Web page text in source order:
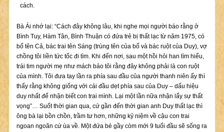
cách.
Bà Ái nhớ lại: “Cách đây không lâu, khi nghe mọi người báo rằng ở
Bình Tuy, Hàm Tân, Bình Thuận có đứa trẻ bị thất lạc từ năm 1975, có
bố tên Cả, bác trai tên Sáng (trùng tên của bố và bác ruột của Duy), vợ
chồng tôi liền tức tốc đi tìm. Khi đến nơi, sau một hồi hỏi han tìm hiểu,
trái tim người mẹ như mách bảo tôi rằng đây không phải là con ruột
của mình. Tôi đưa tay lần ra phía sau đầu của người thanh niên ấy thì
thấy rằng không giống với cái đầu dẹt phía sau của Duy – dấu hiệu
duy nhất để nhận biết con trai mình. Lại một lần nữa nhận lấy sự thất
vọng”… Suốt thời gian qua, cứ gần đến thời gian anh Duy thất lạc thì
ông bà lại bồn chồn, trầm tư hơn, những kỷ niệm về cậu con trai
ngoan ngoãn cứ ùa về. Một đứa bé gầy còm mới 9 tuổi đầu sẽ sống ra